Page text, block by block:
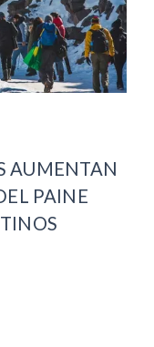
AUMENTAN
PAINE